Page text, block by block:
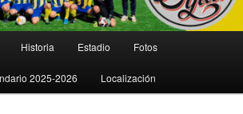
Historia Estadio Fotos
2025-2026 Localización